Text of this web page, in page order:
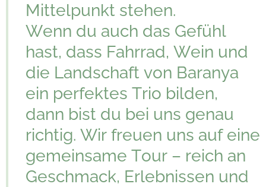
Mittelpunkt stehen.
Wenn du auch das Gefühl
hast, dass Fahrrad, Wein und
die Landschaft von Baranya
ein perfektes Trio bilden,
dann bist du bei uns genau
richtig. Wir freuen uns auf eine
gemeinsame Tour – reich an
Geschmack, Erlebnissen und